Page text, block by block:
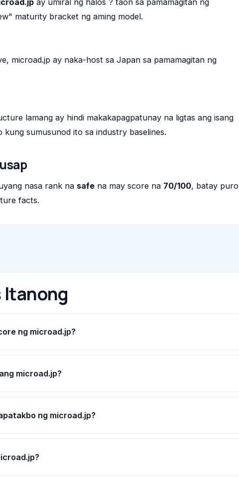
ay umiral ng halos ? taon sa pamamagitan ng
maturity bracket ng aming model.
microad.jp ay naka-host sa Japan sa pamamagitan ng
lamang ay hindi makakapagpatunay na ligtas ang isang
sumusunod ito sa industry baselines.
nasa rank na safe na may score na 70/100, batay puro
facts.
Itanong
ng microad.jp?
microad.jp?
ng microad.jp?